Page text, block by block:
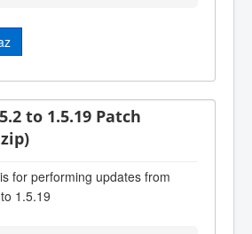
to 1.5.19 Patch
for performing updates from
1.5.19